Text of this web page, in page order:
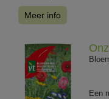
Meer info
Een